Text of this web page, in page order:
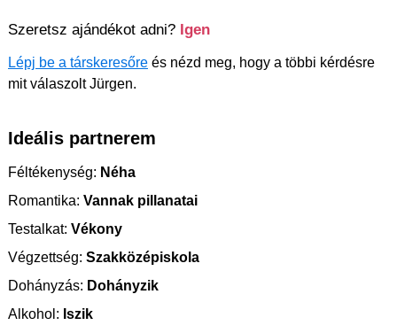
Szeretsz ajándékot adni? Igen
Lépj be a társkeresőre és nézd meg, hogy a többi kérdésre
mit válaszolt Jürgen.
Ideális partnerem
Féltékenység: Néha
Romantika: Vannak pillanatai
Testalkat: Vékony
Végzettség: Szakközépiskola
Dohányzás: Dohányzik
Alkohol: Iszik